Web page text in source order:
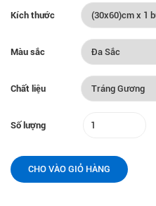
Kích thước
Màu sắc
Chất liệu
Số lượng
CHO VÀO GIỎ HÀNG